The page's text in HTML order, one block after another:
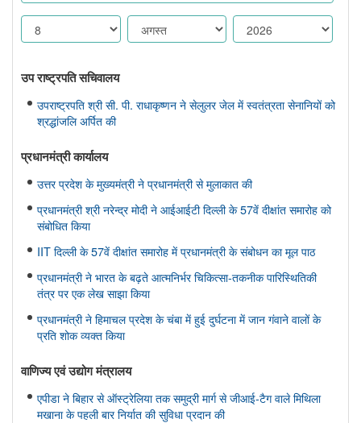
उप राष्ट्रपति सचिवालय
उपराष्ट्रपति श्री सी. पी. राधाकृष्णन ने सेलुलर जेल में स्वतंत्रता सेनानियों को
श्रद्धांजलि अर्पित की
प्रधानमंत्री कार्यालय
उत्तर प्रदेश के मुख्यमंत्री ने प्रधानमंत्री से मुलाकात की
प्रधानमंत्री श्री नरेन्द्र मोदी ने आईआईटी दिल्ली के 57वें दीक्षांत समारोह को
संबोधित किया
IIT दिल्ली के 57वें दीक्षांत समारोह में प्रधानमंत्री के संबोधन का मूल पाठ
प्रधानमंत्री ने भारत के बढ़ते आत्मनिर्भर चिकित्सा-तकनीक पारिस्थितिकी
तंत्र पर एक लेख साझा किया
प्रधानमंत्री ने हिमाचल प्रदेश के चंबा में हुई दुर्घटना में जान गंवाने वालों के
प्रति शोक व्यक्त किया
वाणिज्‍य एवं उद्योग मंत्रालय
एपीडा ने बिहार से ऑस्ट्रेलिया तक समुद्री मार्ग से जीआई-टैग वाले मिथिला
मखाना के पहली बार निर्यात की सुविधा प्रदान की